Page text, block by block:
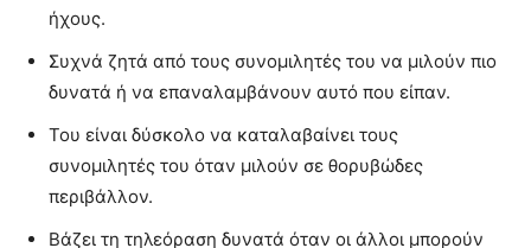
ήχους.
Συχνά ζητά από τους συνομιλητές του να μιλούν πιο
δυνατά ή να επαναλαμβάνουν αυτό που είπαν.
Του είναι δύσκολο να καταλαβαίνει τους
συνομιλητές του όταν μιλούν σε θορυβώδες
περιβάλλον.
Βάζει τη τηλεόραση δυνατά όταν οι άλλοι μπορούν